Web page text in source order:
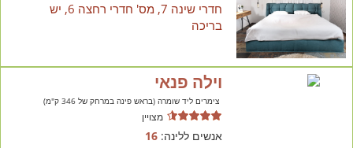
חדרי שינה 7, מס' חדרי רחצה 6, יש
בריכה
וילה פנאי
צימרים ליד שומרה (בראש פינה במרחק של 346 ק"מ)
מצויין
אנשים ללינה:16